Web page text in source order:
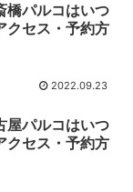
橋パルコはいつ
クセス・予約方
2022.09.23
屋パルコはいつ
クセス・予約方